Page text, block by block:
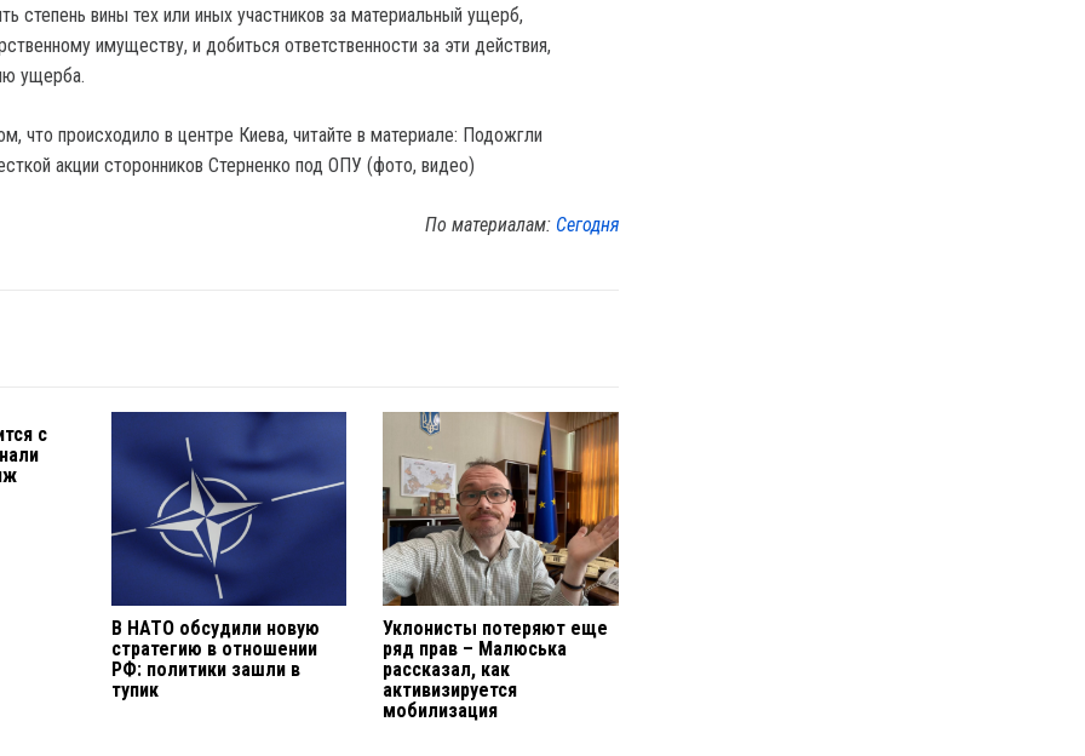
степень вины тех или иных участников за материальный ущерб,
имуществу, и добиться ответственности за эти действия,
ущерба.
что происходило в центре Киева, читайте в материале: Подожгли
акции сторонников Стерненко под ОПУ (фото, видео)
По материалам: Сегодня
с
В НАТО обсудили новую
стратегию в отношении
РФ: политики зашли в
тупик
Уклонисты потеряют еще
ряд прав – Малюська
рассказал, как
активизируется
мобилизация